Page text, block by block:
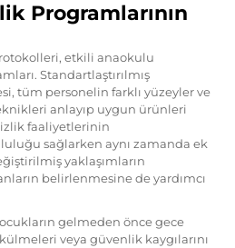
Programlarının
etkili anaokulu
Standartlaştırılmış
tüm personelin farklı yüzeyler ve
anlayıp uygun ürünleri
faaliyetlerinin
sağlarken aynı zamanda ek
yaklaşımların
belirlenmesine de yardımcı
gelmeden önce gece
veya güvenlik kaygılarını